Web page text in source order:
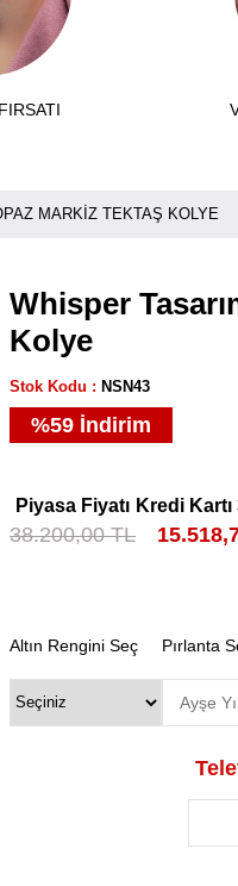
MARKIZ TEKTAŞ KOLYE
Whisper
Kolye
Stok Kodu NSN43
%59 İndirim
Piyasa Fiyatı
38.200,00 TL
Kredi
Altın Rengini Seç Pırlanta